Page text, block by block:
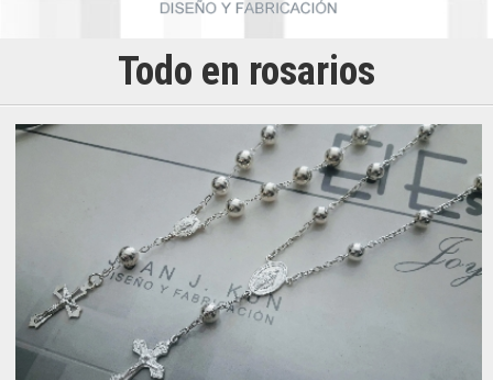
Todo en rosarios